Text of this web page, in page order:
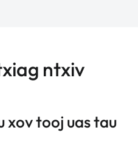
ntxiv
xov tooj uas tau